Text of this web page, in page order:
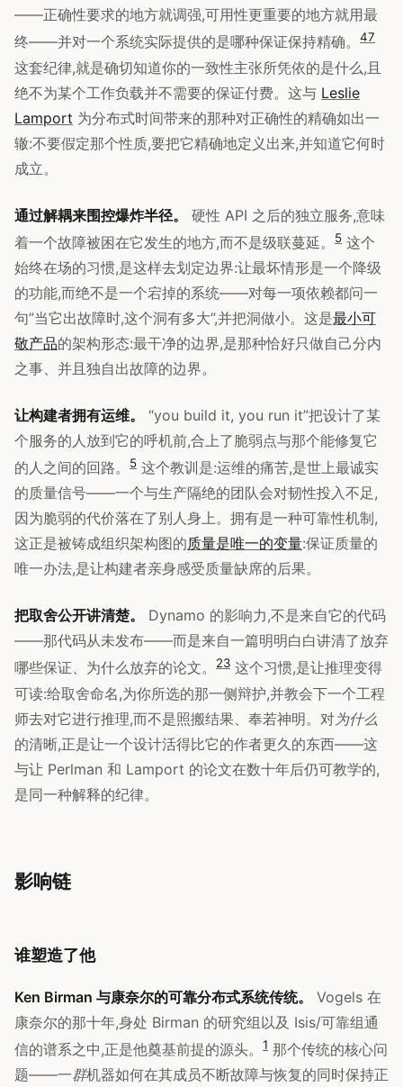
——正确性要求的地方就调强,可用性更重要的地方就用最
终——并对一个系统实际提供的是哪种保证保持精确。
47
这套纪律,就是确切知道你的一致性主张所凭依的是什么,且
绝不为某个工作负载并不需要的保证付费。这与 Leslie
Lamport 为分布式时间带来的那种对正确性的精确如出一
辙:不要假定那个性质,要把它精确地定义出来,并知道它何时
成立。
通过解耦来围控爆炸半径。
硬性 API 之后的独立服务,意味
着一个故障被困在它发生的地方,而不是级联蔓延。
5 这个
始终在场的习惯,是这样去划定边界:让最坏情形是一个降级
的功能,而绝不是一个宕掉的系统——对每一项依赖都问一
句”当它出故障时,这个洞有多大”,并把洞做小。这是最小可
敬产品的架构形态:最干净的边界,是那种恰好只做自己分内
之事、并且独自出故障的边界。
让构建者拥有运维。
“you build it, you run it”把设计了某
个服务的人放到它的呼机前,合上了脆弱点与那个能修复它
的人之间的回路。
5 这个教训是:运维的痛苦,是世上最诚实
的质量信号——一个与生产隔绝的团队会对韧性投入不足,
因为脆弱的代价落在了别人身上。拥有是一种可靠性机制,
这正是被铸成组织架构图的质量是唯一的变量:保证质量的
唯一办法,是让构建者亲身感受质量缺席的后果。
把取舍公开讲清楚。
Dynamo 的影响力,不是来自它的代码
——那代码从未发布——而是来自一篇明明白白讲清了放弃
哪些保证、为什么放弃的论文。
23 这个习惯,是让推理变得
可读:给取舍命名,为你所选的那一侧辩护,并教会下一个工程
师去对它进行推理,而不是照搬结果、奉若神明。对为什么
的清晰,正是让一个设计活得比它的作者更久的东西——这
与让 Perlman 和 Lamport 的论文在数十年后仍可教学的,
是同一种解释的纪律。
影响链
谁塑造了他
Ken Birman 与康奈尔的可靠分布式系统传统。
Vogels 在
康奈尔的那十年,身处 Birman 的研究组以及 Isis/可靠组通
信的谱系之中,正是他奠基前提的源头。
1 那个传统的核心问
题——一群机器如何在其成员不断故障与恢复的同时保持正